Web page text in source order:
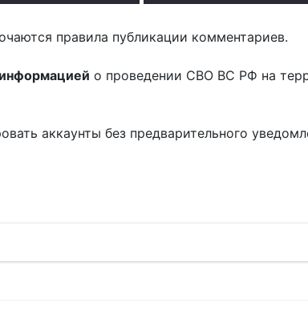
правила публикации комментариев.
о проведении СВО ВС РФ на
аккаунты без предварительного